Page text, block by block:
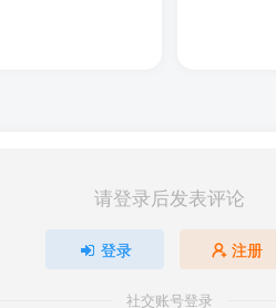
请登录后发表评论
登录 注册
社交账号登录